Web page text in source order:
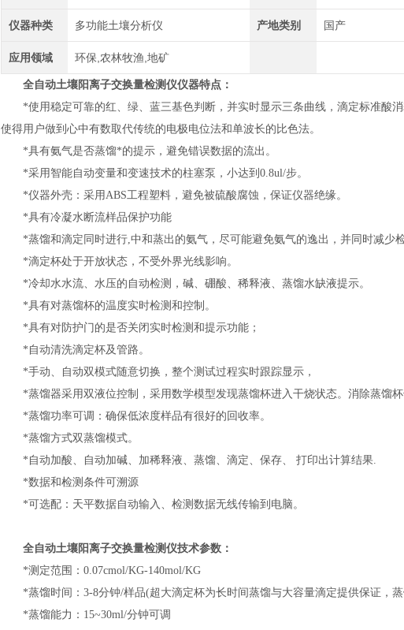
仪器种类 多功能土壤分析仪 产地类别 国产
应用领域 环保,农林牧渔,地矿
全自动土壤阳离子交换量检测仪仪器特点：
*使用稳定可靠的红、绿、蓝三基色判断，并实时显示三条曲线，滴定标准酸消
使得用户做到心中有数取代传统的电极电位法和单波长的比色法。
*具有氨气是否蒸馏*的提示，避免错误数据的流出。
*采用智能自动变量和变速技术的柱塞泵，小达到0.8ul/步。
*仪器外壳：采用ABS工程塑料，避免被硫酸腐蚀，保证仪器绝缘。
*具有冷凝水断流样品保护功能
*蒸馏和滴定同时进行,中和蒸出的氨气，尽可能避免氨气的逸出，并同时减少
*滴定杯处于开放状态，不受外界光线影响。
*冷却水水流、水压的自动检测，碱、硼酸、稀释液、蒸馏水缺液提示。
*具有对蒸馏杯的温度实时检测和控制。
*具有对防护门的是否关闭实时检测和提示功能；
*自动清洗滴定杯及管路。
*手动、自动双模式随意切换，整个测试过程实时跟踪显示，
*蒸馏器采用双液位控制，采用数学模型发现蒸馏杯进入干烧状态。消除蒸馏
*蒸馏功率可调：确保低浓度样品有很好的回收率。
*蒸馏方式双蒸馏模式。
*自动加酸、自动加碱、加稀释液、蒸馏、滴定、保存、 打印出计算结果.
*数据和检测条件可溯源
*可选配：天平数据自动输入、检测数据无线传输到电脑。
全自动土壤阳离子交换量检测仪技术参数：
*测定范围：0.07cmol/KG-140mol/KG
*蒸馏时间：3-8分钟/样品(超大滴定杯为长时间蒸馏与大容量滴定提供保证，
*蒸馏能力：15~30ml/分钟可调